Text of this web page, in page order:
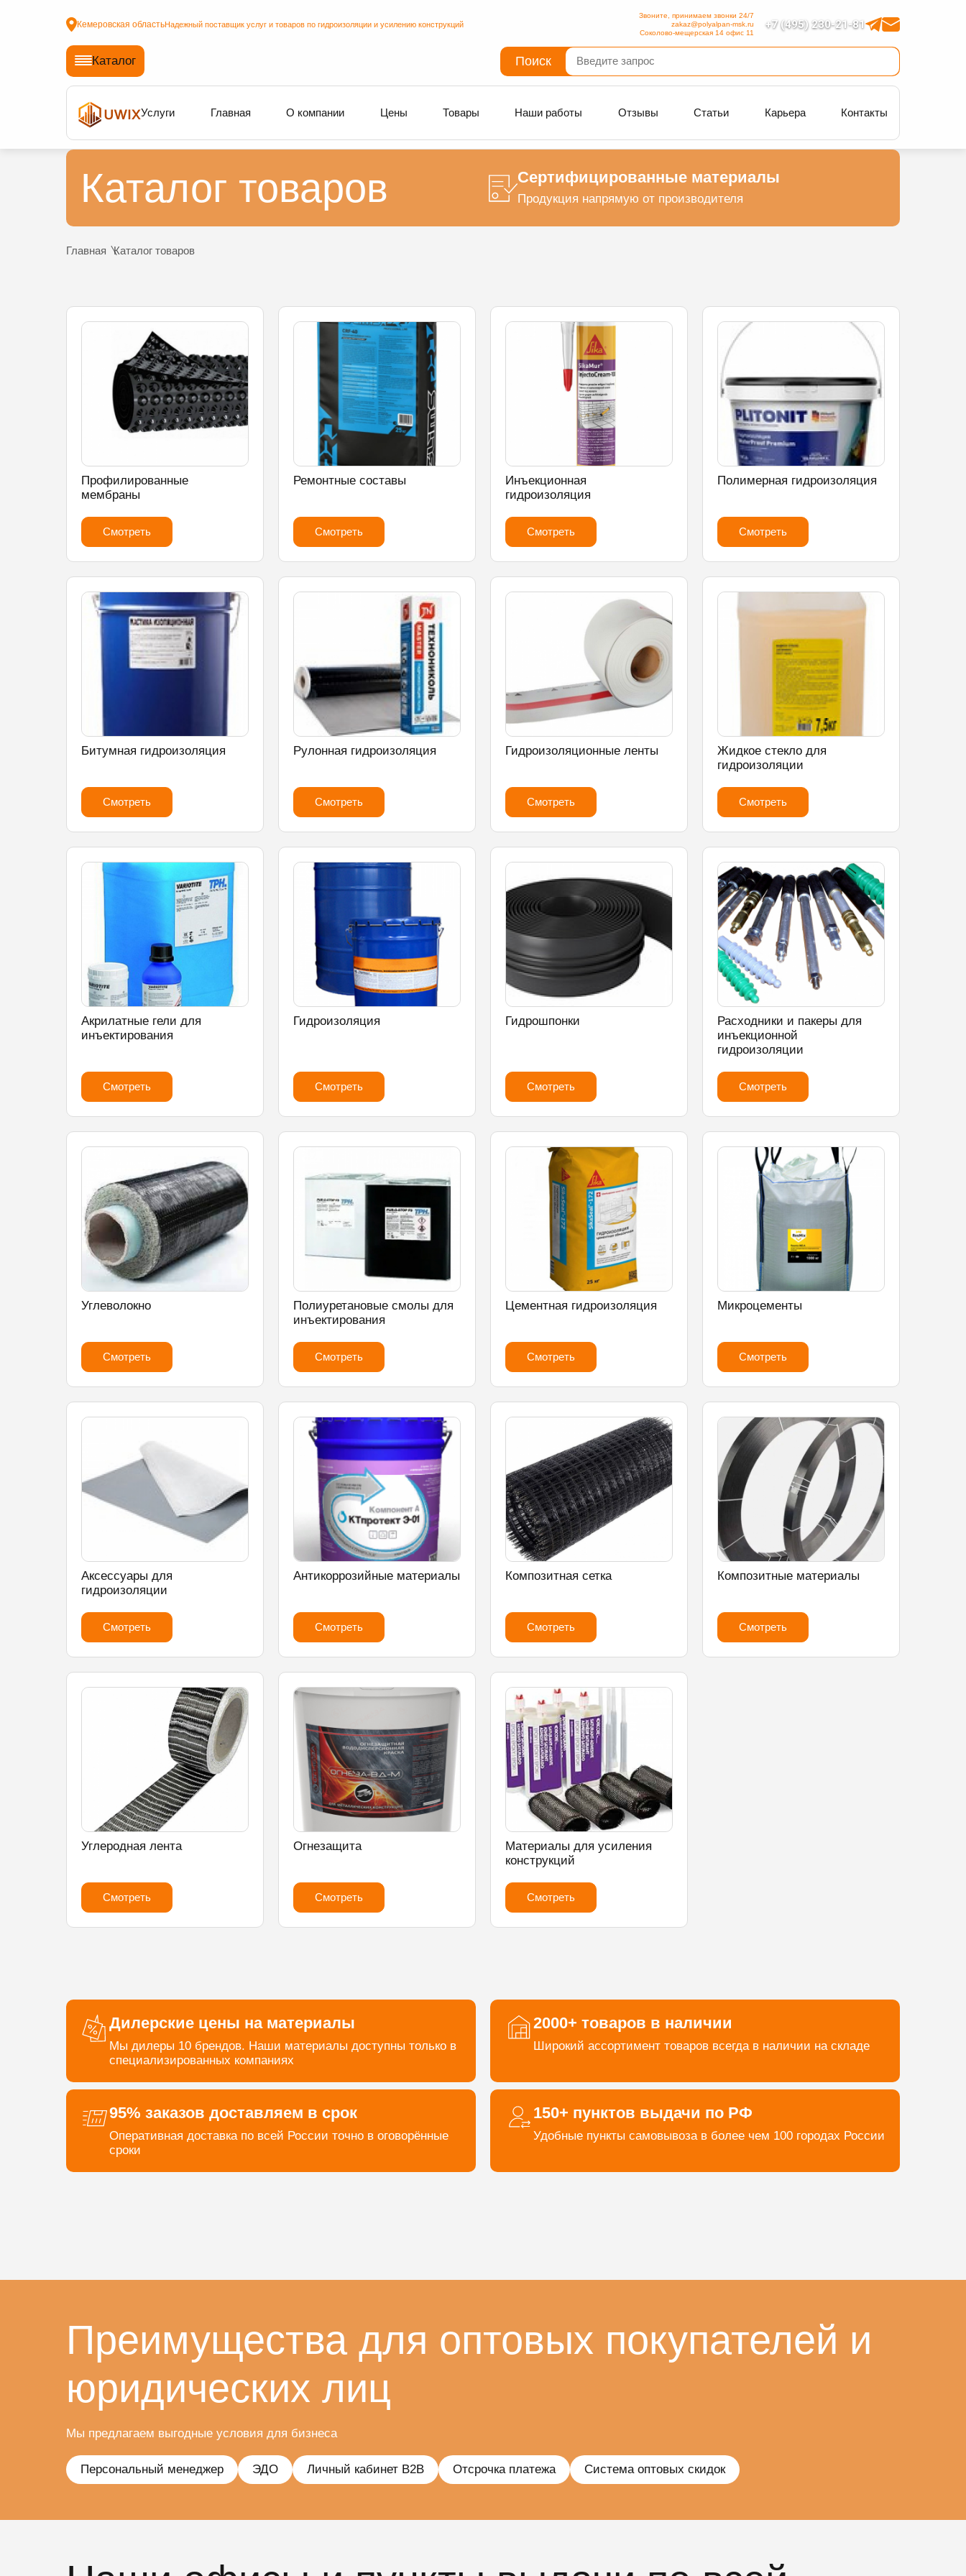
Кемеровская областьНадежный поставщик услуг и товаров по гидроизоляции и усилению конструкций +7 (495) 230-21-81
Звоните, принимаем звонки 24/7
zakaz@polyalpan-msk.ru
Соколово-мещерская 14 офис 11
Каталог Поиск
Услуги Главная О компании Цены Товары Наши работы Отзывы Статьи Карьера Контакты
Каталог товаров Сертифицированные материалы
Продукция напрямую от производителя
Главная Каталог товаров
Профилированные
мембраны
Смотреть
Ремонтные составы
Смотреть
Инъекционная
гидроизоляция
Смотреть
Полимерная гидроизоляция
Смотреть
Битумная гидроизоляция
Смотреть
Рулонная гидроизоляция
Смотреть
Гидроизоляционные ленты
Смотреть
Жидкое стекло для
гидроизоляции
Смотреть
Акрилатные гели для
инъектирования
Смотреть
Гидроизоляция
Смотреть
Гидрошпонки
Смотреть
Расходники и пакеры для
инъекционной
гидроизоляции
Смотреть
Углеволокно
Смотреть
Полиуретановые смолы для
инъектирования
Смотреть
Цементная гидроизоляция
Смотреть
Микроцементы
Смотреть
Аксессуары для
гидроизоляции
Смотреть
Антикоррозийные материалы
Смотреть
Композитная сетка
Смотреть
Композитные материалы
Смотреть
Углеродная лента
Смотреть
Огнезащита
Смотреть
Материалы для усиления
конструкций
Смотреть
Дилерские цены на материалы
Мы дилеры 10 брендов. Наши материалы доступны только в
специализированных компаниях
2000+ товаров в наличии
Широкий ассортимент товаров всегда в наличии на складе
95% заказов доставляем в срок
Оперативная доставка по всей России точно в оговорённые
сроки
150+ пунктов выдачи по РФ
Удобные пункты самовывоза в более чем 100 городах России
Преимущества для оптовых покупателей и
юридических лиц
Мы предлагаем выгодные условия для бизнеса
Персональный менеджер ЭДО Личный кабинет B2B Отсрочка платежа Система оптовых скидок